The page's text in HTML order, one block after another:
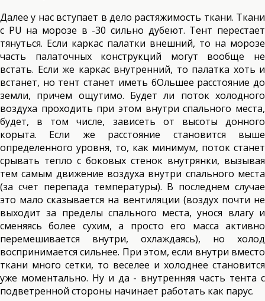
Далее у нас вступает в дело растяжимость ткани. Ткани
с PU на морозе в -30 сильно дубеют. Тент перестает
тянуться. Если каркас палатки внешний, то на морозе
часть палаточных конструкций могут вообще не
встать. Если же каркас внутренний, то палатка хоть и
встанет, но тент станет иметь бОльшее расстояние до
земли, причем ощутимо. Будет ли поток холодного
воздуха проходить при этом внутри спального места,
будет, в том числе, зависеть от высоты донного
корыта. Если же расстояние становится выше
определенного уровня, то, как минимум, поток станет
срывать тепло с боковых стенок внутрянки, вызывая
тем самым движение воздуха внутри спального места
(за счет перепада температуры). В последнем случае
это мало сказывается на вентиляции (воздух почти не
выходит за пределы спального места, унося влагу и
сменяясь более сухим, а просто его масса активно
перемешивается внутри, охлаждаясь), но холод
воспринимается сильнее. При этом, если внутри вместо
ткани много сетки, то веселее и холоднее становится
уже моментально. Ну и да - внутренняя часть тента с
подветренной стороны начинает работать как парус.